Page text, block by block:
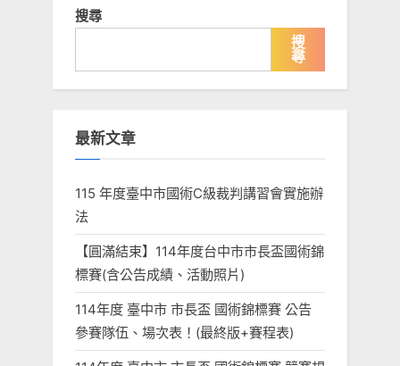
搜尋
搜
尋
最新文章
115 年度臺中市國術C級裁判講習會實施辦
法
【圓滿結束】114年度台中市市長盃國術錦
標賽(含公告成績、活動照片)
114年度 臺中市 市長盃 國術錦標賽 公告
參賽隊伍、場次表！(最終版+賽程表)